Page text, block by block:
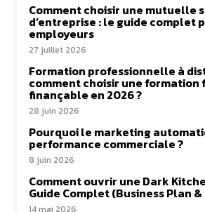
Comment choisir une mutuelle
d’entreprise : le guide complet
employeurs
27 juillet 2026
Formation professionnelle à
comment choisir une formation
finançable en 2026 ?
28 juin 2026
Pourquoi le marketing
performance commerciale ?
8 juin 2026
Comment ouvrir une Dark
Guide Complet (Business Plan
14 mai 2026